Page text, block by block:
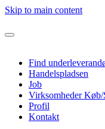
Skip to main content
Find
Handelspladsen
Job
Virksomheder Køb/
Profil
Kontakt